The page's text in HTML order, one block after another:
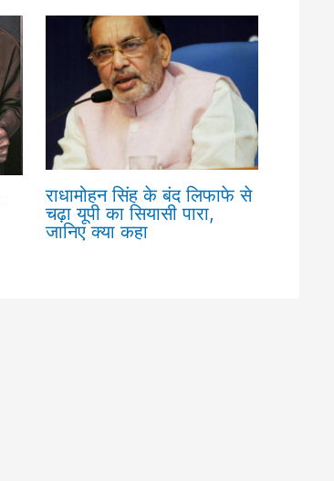
राधामोहन सिंह के बंद लिफाफे से
चढ़ा यूपी का सियासी पारा,
जानिए क्या कहा